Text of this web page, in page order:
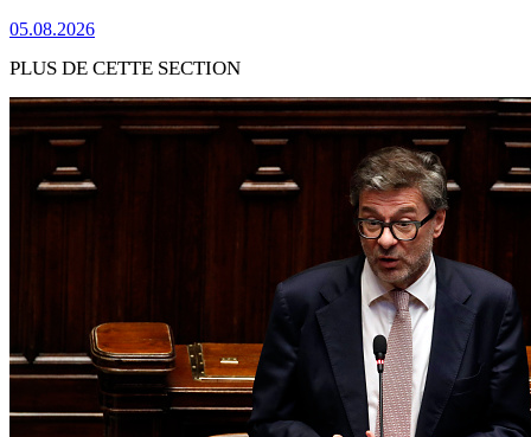
05.08.2026
PLUS DE CETTE SECTION